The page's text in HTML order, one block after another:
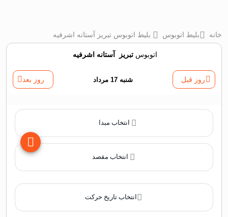
خانه بلیط اتوبوس بلیط اتوبوس تبريز آستانه اشرفیه
اتوبوس تبريز آستانه اشرفیه
روز قبل شنبه 17 مرداد روز بعد
انتخاب تاریخ حرکت